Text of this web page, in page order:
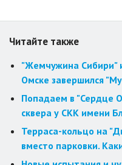
Читайте также
"Жемчужина Сибири"
Омске завершился
Попадаем в "Сердце
сквера у СКК имени
Терраса-кольцо на
вместо парковки.